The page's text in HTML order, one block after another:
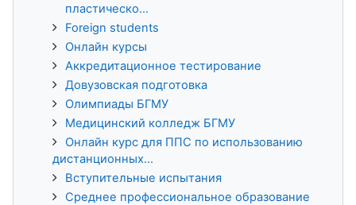
пластическо...
Foreign students
Онлайн курсы
Аккредитационное тестирование
Довузовская подготовка
Олимпиады БГМУ
Медицинский колледж БГМУ
Онлайн курс для ППС по использованию
дистанционных...
Вступительные испытания
Среднее профессиональное образование